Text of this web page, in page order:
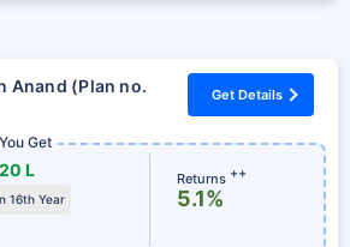
Anand (Plan no.
Get Details
You Get
L
16th Year
Returns ++
5.1%